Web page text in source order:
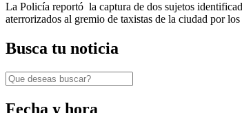
La Policía reportó la captura de dos sujetos
aterrorizados al gremio de taxistas de la ciudad por
Busca tu noticia
Fecha y hora